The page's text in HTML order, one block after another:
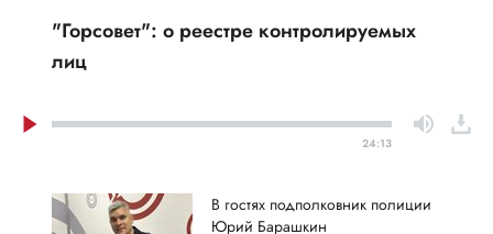
"Горсовет": о реестре контролируемых
лиц
24:13
В гостях подполковник полиции
Юрий Барашкин